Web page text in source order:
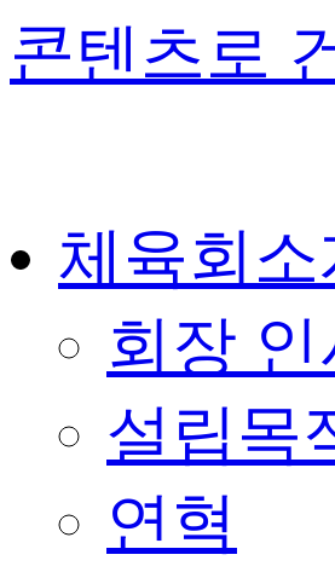
콘텐츠로
체육회소
회장
설립목
연혁